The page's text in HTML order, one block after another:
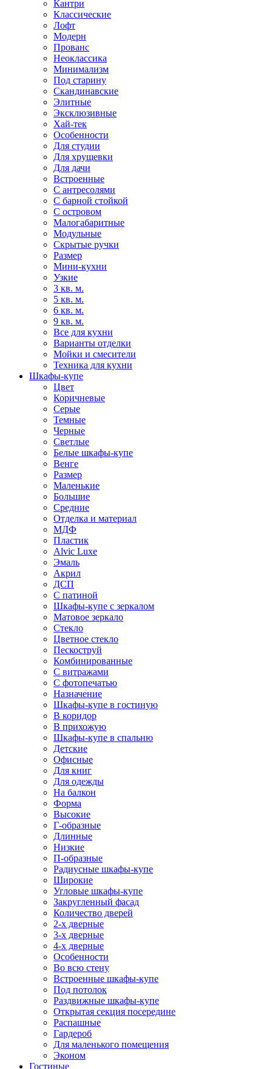
Кантри
Классические
Лофт
Модерн
Прованс
Неоклассика
Минимализм
Под старину
Скандинавские
Элитные
Эксклюзивные
Хай-тек
Особенности
Для студии
Для хрущевки
Для дачи
Встроенные
С антресолями
С барной стойкой
С островом
Малогабаритные
Модульные
Скрытые ручки
Размер
Мини-кухни
Узкие
3 кв. м.
5 кв. м.
6 кв. м.
9 кв. м.
Все для кухни
Варианты отделки
Мойки и смесители
Техника для кухни
Шкафы-купе
Цвет
Коричневые
Серые
Темные
Черные
Светлые
Белые шкафы-купе
Венге
Размер
Маленькие
Большие
Средние
Отделка и материал
МДФ
Пластик
Alvic Luxe
Эмаль
Акрил
ДСП
С патиной
Шкафы-купе с зеркалом
Матовое зеркало
Стекло
Цветное стекло
Пескоструй
Комбинированные
С витражами
С фотопечатью
Назначение
Шкафы-купе в гостиную
В коридор
В прихожую
Шкафы-купе в спальню
Детские
Офисные
Для книг
Для одежды
На балкон
Форма
Высокие
Г-образные
Длинные
Низкие
П-образные
Радиусные шкафы-купе
Широкие
Угловые шкафы-купе
Закругленный фасад
Количество дверей
2-х дверные
3-х дверные
4-х дверные
Особенности
Во всю стену
Встроенные шкафы-купе
Под потолок
Раздвижные шкафы-купе
Открытая секция посередине
Распашные
Гардероб
Для маленького помещения
Эконом
Гостиные